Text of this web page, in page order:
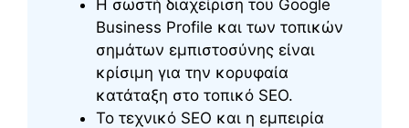
Η σωστή διαχείριση του Google
Business Profile και των τοπικών
σημάτων εμπιστοσύνης είναι
κρίσιμη για την κορυφαία
κατάταξη στο τοπικό SEO.
Το τεχνικό SEO και η εμπειρία